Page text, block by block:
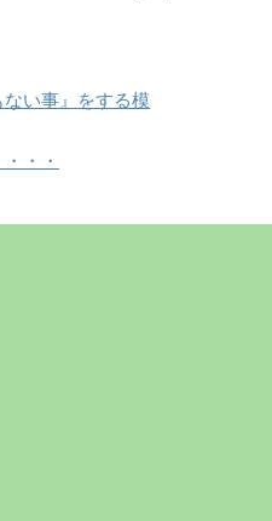
い事』をする模
・・